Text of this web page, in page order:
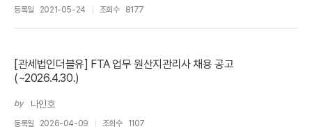
등록일 2021-05-24 조회수 8177
[관세법인더블유] FTA 업무 원산지관리사 채용 공고
(~2026.4.30.)
by 나인호
등록일 2026-04-09 조회수 1107